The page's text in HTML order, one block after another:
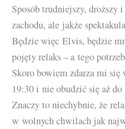
Sposób trudniejszy, droższy
zachodu, ale jakże
Będzie więc Elvis, będzie
pojęty relaks – a tego
Skoro bowiem zdarza mi
19:30 i nie obudzić się aż
Znaczy to niechybnie, że
w wolnych chwilach jak